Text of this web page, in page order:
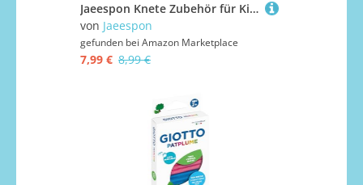
Jaeespon Knete Zubehör für Kinder- Playdough Set inclus Formen Formen Stempel Hamburger Schere Nudelholz und Aufbewahrungsbox, Party Favors Set für Alter 3+
von Jaeespon
gefunden bei Amazon Marketplace
7,99 € 8,99 €